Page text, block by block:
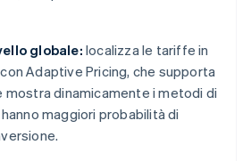
globale: localizza le tariffe in
Adaptive Pricing, che supporta
mostra dinamicamente i metodi di
maggiori probabilità di